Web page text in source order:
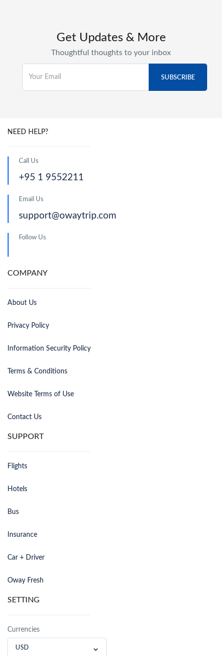
Get Updates & More
Thoughtful thoughts to your inbox
NEED HELP?
Call Us
+95 1 9552211
Email Us
support@owaytrip.com
Follow Us
COMPANY
About Us
Privacy Policy
Information Security Policy
Terms & Conditions
Website Terms of Use
Contact Us
SUPPORT
Flights
Hotels
Bus
Insurance
Car + Driver
Oway Fresh
SETTING
Currencies
USD